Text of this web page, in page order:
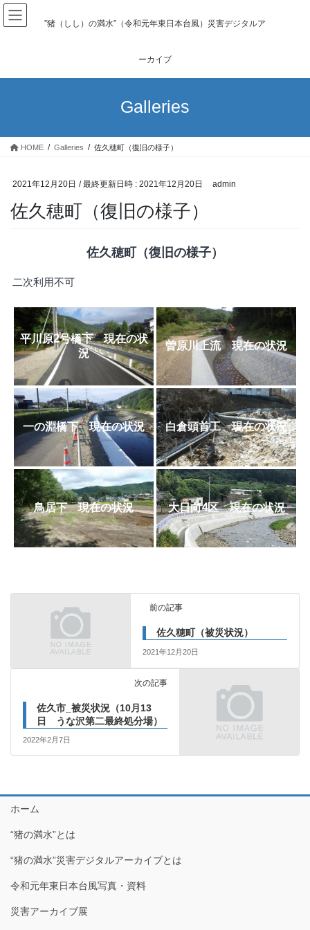
コ
ン
へ
プ
ナ
ビ
ョ
動
”猪（しし）の満水”（令和元年東日本台風）災害デジタルア
ーカイブ
Galleries
HOME Galleries 佐久穂町（復旧の様子）
2021年12月20日 / 最終更新日時 : 2021年12月20日 admin
佐久穂町（復旧の様子）
佐久穂町（復旧の様子）
二次利用不可
平川原2号橋下 現在の状
況
曽原川上流 現在の状況
一の淵橋下 現在の状況 白倉頭首工 現在の状況
鳥居下 現在の状況 大日向4区 現在の状況
前の記事
佐久穂町（被災状況）
2021年12月20日
次の記事
佐久市_被災状況（10月13
日 うな沢第二最終処分場）
2022年2月7日
ホーム
“猪の満水”とは
“猪の満水”災害デジタルアーカイブとは
令和元年東日本台風写真・資料
災害アーカイブ展